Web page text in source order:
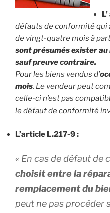
défauts de conformité qui
de vingt-quatre mois à
sont présumés exister
sauf preuve contraire.
Pour les biens vendus d’
mois. Le vendeur peut
celle-ci n’est pas
le défaut de conformité
L’article L.217-9 :
« En cas de défaut de
choisit entre la
remplacement du
peut ne pas procéder